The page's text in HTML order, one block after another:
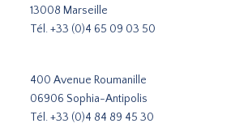
13008 Marseille
Tél.+33 (0)4 65 09 03 50
400 Avenue Roumanille
06906 Sophia-Antipolis
Tél.+33 (0)4 84 89 45 30